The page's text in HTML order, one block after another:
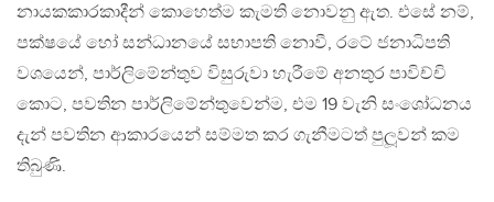
නායකකාරකාදීන් කොහෙත්ම කැමති නොවනු ඇත. එසේ නම්,
පක්ෂයේ හෝ සන්ධානයේ සභාපති නොවී, රටේ ජනාධිපති
වශයෙන්, පාර්ලිමේන්තුව විසුරුවා හැරීමේ අනතුර පාවිච්චි
කොට, පවතින පාර්ලිමේන්තුවෙන්ම, එම 19 වැනි සංශෝධනය
දැන් පවතින ආකාරයෙන් සම්මත කර ගැනීමටත් පුලූවන් කම
තිබුණි.